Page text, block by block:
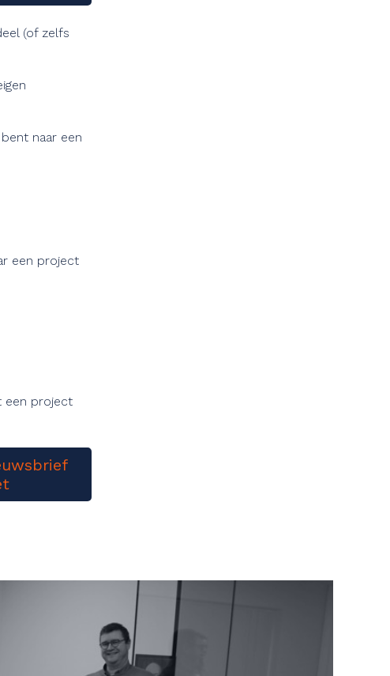
(of zelfs
naar een
een project
een project